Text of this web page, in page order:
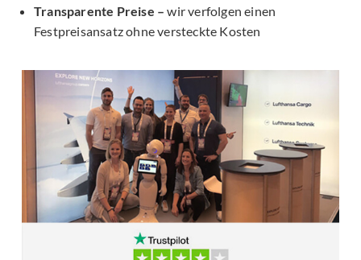
Transparente Preise – wir verfolgen einen
Festpreisansatz ohne versteckte Kosten